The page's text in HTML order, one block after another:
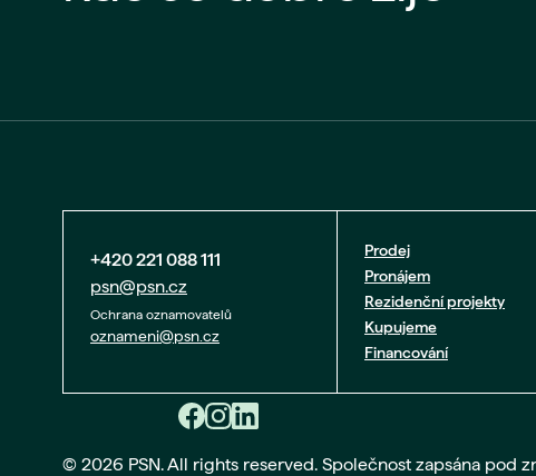
+420 221 088 111
psn@psn.cz
Ochrana oznamovatelů
oznameni@psn.cz
Prodej
Pronájem
Rezidenční projekty
Kupujeme
Financování
© 2026 PSN. All rights reserved. Společnost zapsána pod